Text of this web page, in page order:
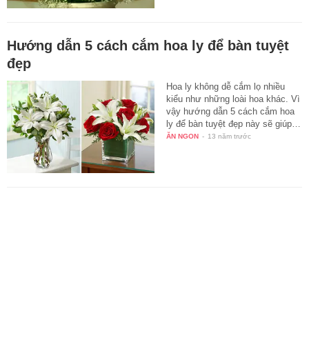
Hướng dẫn 5 cách cắm hoa ly để bàn tuyệt
đẹp
Hoa ly không dễ cắm lọ nhiều
kiểu như những loài hoa khác. Vì
vậy hướng dẫn 5 cách cắm hoa
ly để bàn tuyệt đẹp này sẽ giúp…
ĂN NGON - 13 năm trước